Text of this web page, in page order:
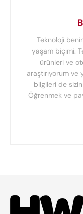
Teknoloji
yaşam biçimi.
ürünleri ve
araştırıyorum
bilgileri de
Öğrenmek ve